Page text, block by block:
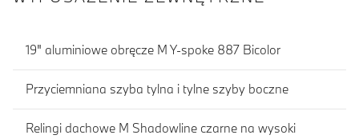
19" aluminiowe obręcze M Y-spoke 887 Bicolor
Przyciemniana szyba tylna i tylne szyby boczne
Relingi dachowe M Shadowline czarne na wysoki